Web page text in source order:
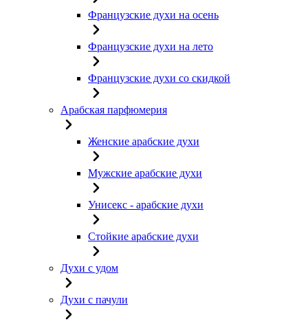
Французские духи на осень
Французские духи на лето
Французские духи со скидкой
Арабская парфюмерия
Женские арабские духи
Мужские арабские духи
Унисекс - арабские духи
Стойкие арабские духи
Духи с удом
Духи с пачули